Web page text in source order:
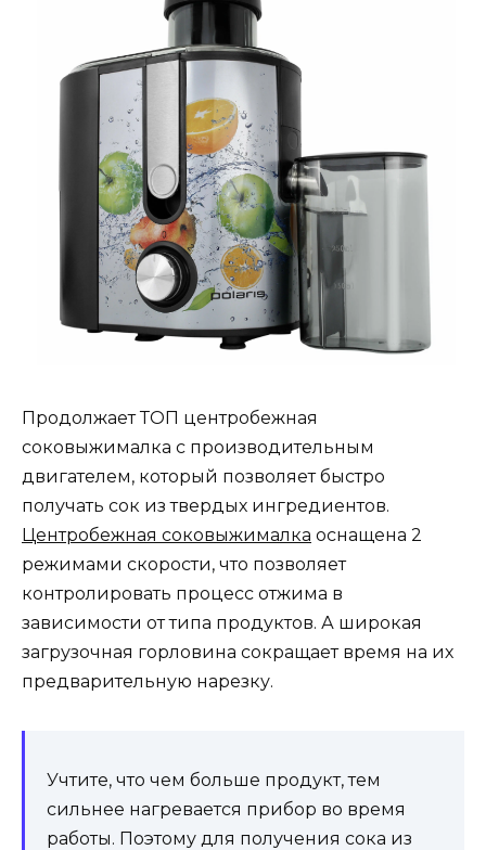
Продолжает ТОП центробежная
соковыжималка с производительным
двигателем, который позволяет быстро
получать сок из твердых ингредиентов.
Центробежная соковыжималка оснащена 2
режимами скорости, что позволяет
контролировать процесс отжима в
зависимости от типа продуктов. А широкая
загрузочная горловина сокращает время на их
предварительную нарезку.
Учтите, что чем больше продукт, тем
сильнее нагревается прибор во время
работы. Поэтому для получения сока из